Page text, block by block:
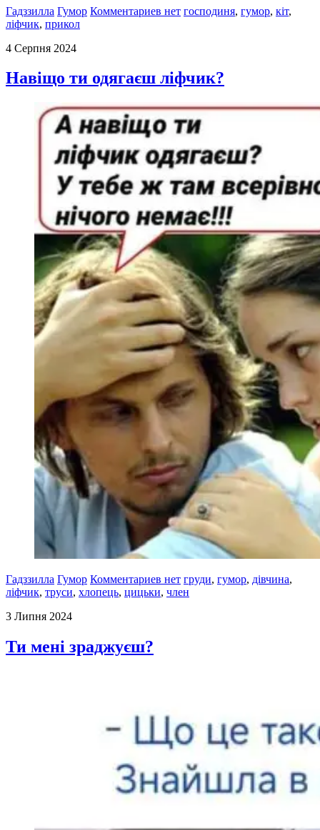
Гадззилла Гумор Комментариев нет господиня, гумор, кіт,
ліфчик, прикол
4 Серпня 2024
Навіщо ти одягаєш ліфчик?
Гадззилла Гумор Комментариев нет груди, гумор, дівчина,
ліфчик, труси, хлопець, цицьки, член
3 Липня 2024
Ти мені зраджуєш?